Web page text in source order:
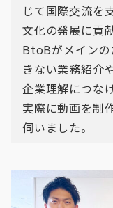
じて国際交流を
文化の発展に貢
BtoBがメインの
きない業務紹介
企業理解につな
実際に動画を制
伺いました。